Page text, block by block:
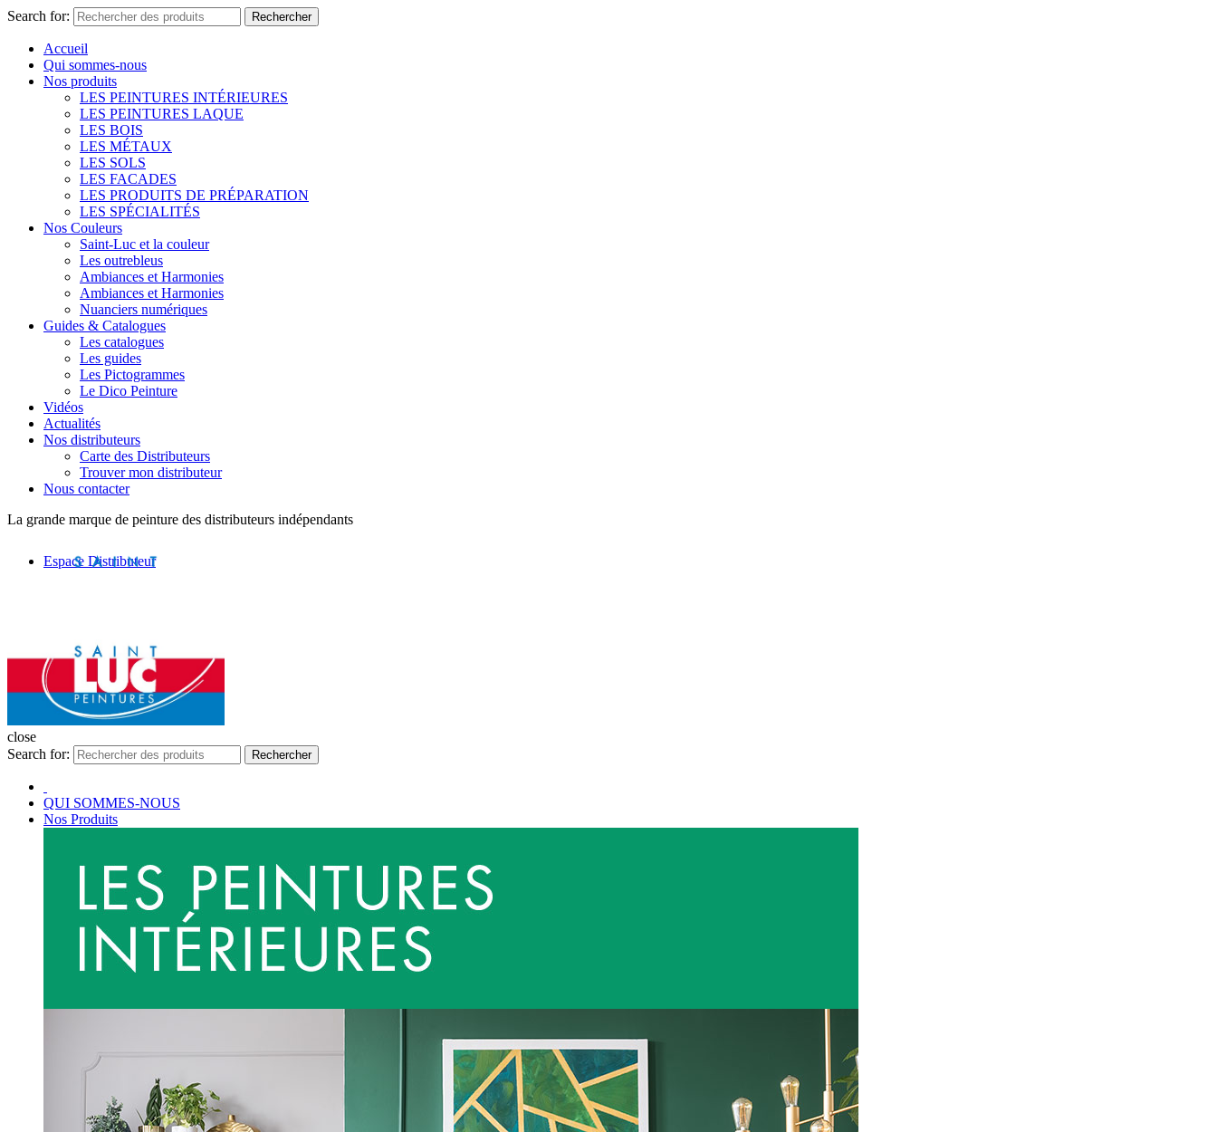
Search for: Rechercher
Accueil
Qui sommes-nous
Nos produits
LES PEINTURES INTÉRIEURES
LES PEINTURES LAQUE
LES BOIS
LES MÉTAUX
LES SOLS
LES FACADES
LES PRODUITS DE PRÉPARATION
LES SPÉCIALITÉS
Nos Couleurs
Saint-Luc et la couleur
Les outrebleus
Ambiances et Harmonies
Ambiances et Harmonies
Nuanciers numériques
Guides & Catalogues
Les catalogues
Les guides
Les Pictogrammes
Le Dico Peinture
Vidéos
Actualités
Nos distributeurs
Carte des Distributeurs
Trouver mon distributeur
Nous contacter
La grande marque de peinture des distributeurs indépendants
Espace Distributeur
close
Search for:
Rechercher
QUI SOMMES-NOUS
Nos Produits